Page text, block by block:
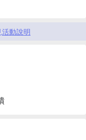
活動說明